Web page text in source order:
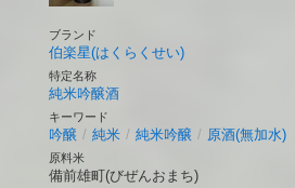
ブランド
伯楽星(はくらくせい)
特定名称
純米吟醸酒
キーワード
吟醸 / 純米 / 純米吟醸 / 原酒(無加水)
原料米
備前雄町(びぜんおまち)